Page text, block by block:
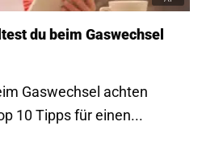
du beim Gaswechsel
Gaswechsel achten
10 Tipps für einen...